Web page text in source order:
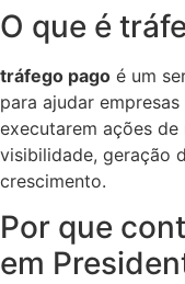
O que é
tráfego pago é um
para ajudar
executarem ações
visibilidade, geração
crescimento.
Por que
em